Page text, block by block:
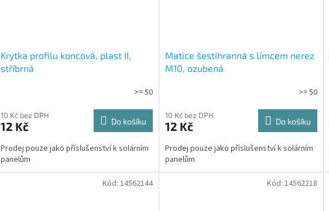
Krytka profilu koncová, plast II,
stříbrná
>= 50
10 Kč bez DPH
12 Kč Do košíku
Prodej pouze jako příslušenství k solárním
panelům
Matice šestihranná s límcem nerez
M10, ozubená
>= 50
10 Kč bez DPH
12 Kč Do košíku
Prodej pouze jako příslušenství k solárním
panelům
Kód: 14562144 Kód: 14562218